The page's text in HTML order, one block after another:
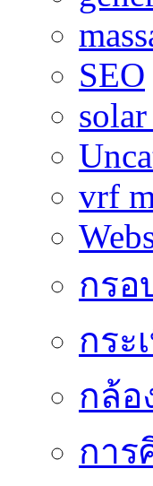
SEO
vrf
กรอ
กระ
กล้อ
การ